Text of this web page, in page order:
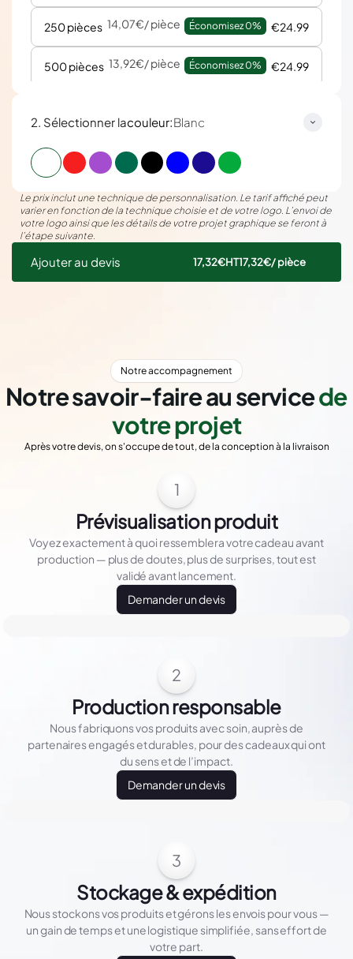
250 pièces 14,07€/ pièce Économisez 0% €24.99
500 pièces 13,92€/ pièce Économisez 0% €24.99
2. Sélectionner lacouleur:Blanc
Le prix inclut une technique de personnalisation. Le tarif affiché peut
varier en fonction de la technique choisie et de votre logo. L’envoi de
votre logo ainsi que les détails de votre projet graphique se feront à
l’étape suivante.
Ajouter au devis 17,32€HT17,32€/ pièce
Notre accompagnement
Notre savoir-faire au servicede
votre projet
Après votre devis, on s'occupe de tout, de la conception à la livraison
1
Prévisualisation produit
Voyez exactement à quoi ressemblera votre cadeau avant
production — plus de doutes, plus de surprises, tout est
validé avant lancement.
Demander un devis
2
Production responsable
Nous fabriquons vos produits avec soin, auprès de
partenaires engagés et durables, pour des cadeaux qui ont
du sens et de l’impact.
Demander un devis
3
Stockage & expédition
Nous stockons vos produits et gérons les envois pour vous —
un gain de temps et une logistique simplifiée, sans effort de
votre part.